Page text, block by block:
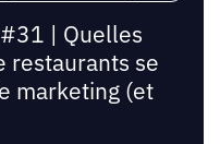
| Quelles
restaurants se
marketing (et